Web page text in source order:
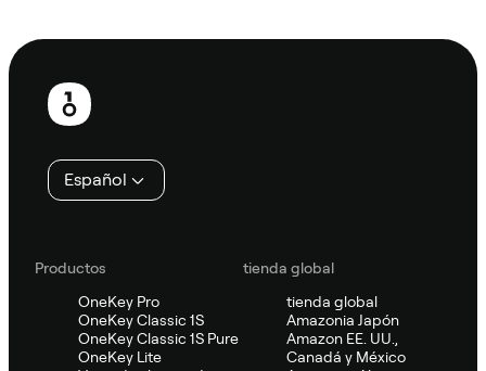
Pie
página
Español
Productos
OneKey Pro
OneKey Classic 1S
OneKey Classic 1S Pure
OneKey Lite
tienda global
tienda global
Amazonia Japón
Amazon EE. UU.,
Canadá y México